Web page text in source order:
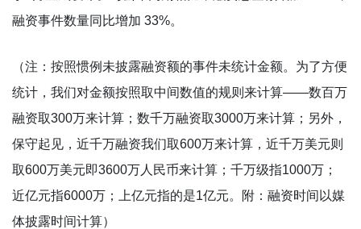
融资事件数量同比增加 33%。
（注：按照惯例未披露融资额的事件未统计金额。为了方便
统计，我们对金额按照取中间数值的规则来计算——数百万
融资取300万来计算；数千万融资取3000万来计算；另外，
保守起见，近千万融资我们取600万来计算，近千万美元则
取600万美元即3600万人民币来计算；千万级指1000万；
近亿元指6000万；上亿元指的是1亿元。附：融资时间以媒
体披露时间计算）